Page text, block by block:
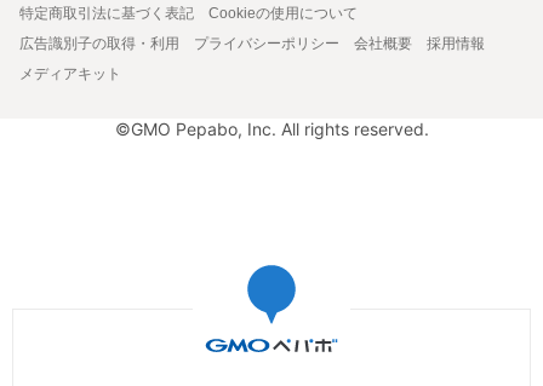
特定商取引法に基づく表記
Cookieの使用について
広告識別子の取得・利用
プライバシーポリシー 会社概要
採用情報
メディアキット
©GMO Pepabo, Inc. All rights reserved.